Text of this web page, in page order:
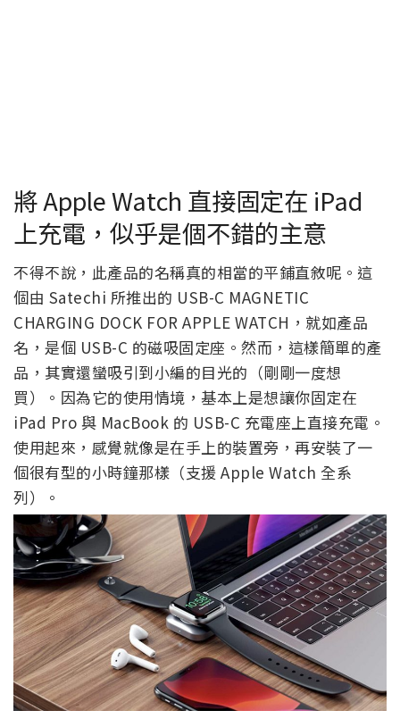
將 Apple Watch 直接固定在 iPad
上充電，似乎是個不錯的主意
不得不說，此產品的名稱真的相當的平鋪直敘呢。這
個由 Satechi 所推出的 USB-C MAGNETIC
CHARGING DOCK FOR APPLE WATCH，就如產品
名，是個 USB-C 的磁吸固定座。然而，這樣簡單的產
品，其實還蠻吸引到小編的目光的（剛剛一度想
買）。因為它的使用情境，基本上是想讓你固定在
iPad Pro 與 MacBook 的 USB-C 充電座上直接充電。
使用起來，感覺就像是在手上的裝置旁，再安裝了一
個很有型的小時鐘那樣（支援 Apple Watch 全系
列）。